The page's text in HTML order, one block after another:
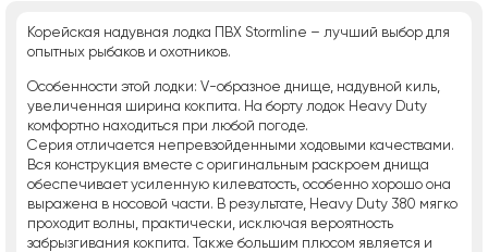
Корейская надувная лодка ПВХ Stormline – лучший выбор для
опытных рыбаков и охотников.
Особенности этой лодки: V-образное днище, надувной киль,
увеличенная ширина кокпита. На борту лодок Heavy Duty
комфортно находиться при любой погоде.
Серия отличается непревзойденными ходовыми качествами.
Вся конструкция вместе с оригинальным раскроем днища
обеспечивает усиленную килеватость, особенно хорошо она
выражена в носовой части. В результате, Heavy Duty 380 мягко
проходит волны, практически, исключая вероятность
забрызгивания кокпита. Также большим плюсом является и